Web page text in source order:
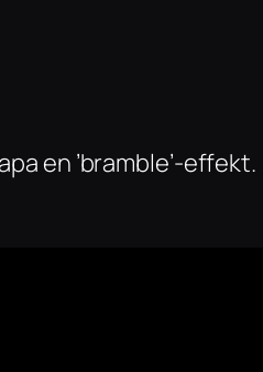
en ’bramble’-effekt.